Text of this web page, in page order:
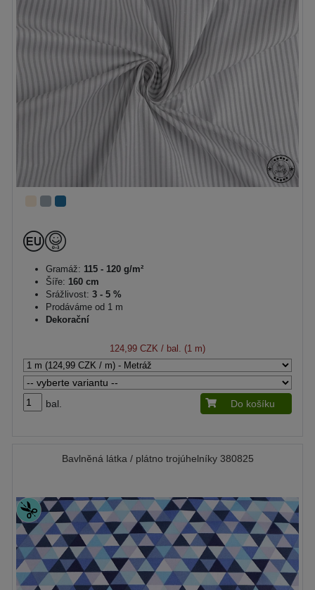
Gramáž: 115 - 120 g/m²
Šíře: 160 cm
Srážlivost: 3 - 5 %
Prodáváme od 1 m
Dekorační
124,99 CZK / bal. (1 m)
bal. Do košíku
Bavlněná látka / plátno trojúhelníky 380825